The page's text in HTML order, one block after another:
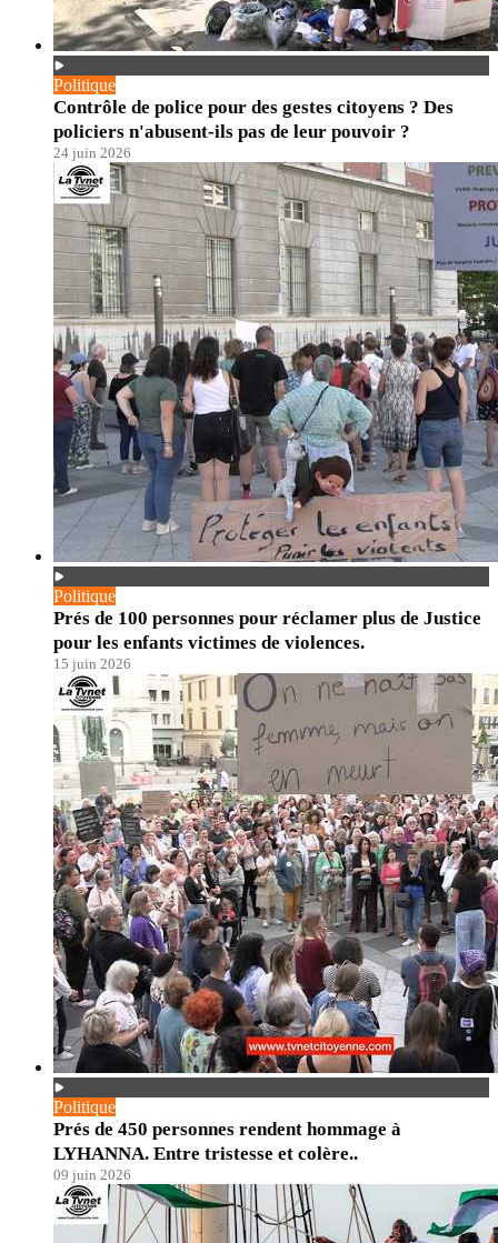
Politique
Contrôle de police pour des gestes citoyens ? Des
policiers n'abusent-ils pas de leur pouvoir ?
24 juin 2026
Politique
Prés de 100 personnes pour réclamer plus de Justice
pour les enfants victimes de violences.
15 juin 2026
Politique
Prés de 450 personnes rendent hommage à
LYHANNA. Entre tristesse et colère..
09 juin 2026